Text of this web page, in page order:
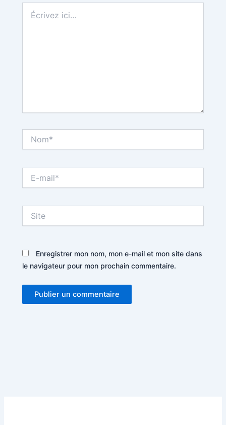
ici…
mail*
Enregistrer mon nom, mon e-mail et mon site dans
le navigateur pour mon prochain commentaire.